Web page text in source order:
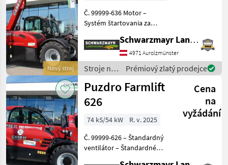
Nový stroj
Č. 99999-636 Motor –
Systém štartovania za
-15 °C, posilnená batéria,
predohrev nasávaného
vzduchu – Štandardný
chladiaci systém – ventilát
Schwarzmayr Landtechnik GmbH - Aurolzmünster
4971 Aurolzmünster
Stroje na
stavbu /
Case IH
Prémiový zlatý prodejce
Puzdro Farmlift
626
Cena
na
vyžádání
74 kS/54 kW
R. v. 2025
Č. 99999-626 – Štandardný
ventilátor – Štandardné